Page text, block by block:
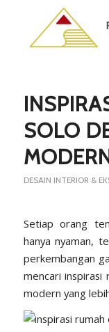
SOLO
DESAIN INTERIOR &
Setiap orang
hanya nyaman,
perkembangan
mencari inspirasi
modern yang